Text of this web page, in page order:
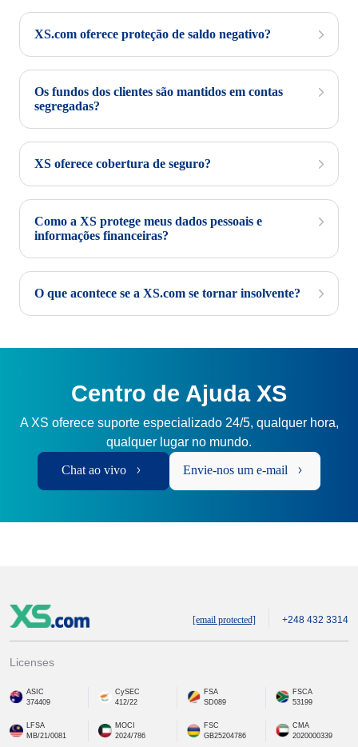
XS.com oferece proteção de saldo negativo?
Os fundos dos clientes são mantidos em contas
segregadas?
XS oferece cobertura de seguro?
Como a XS protege meus dados pessoais e
informações financeiras?
O que acontece se a XS.com se tornar insolvente?
Centro de Ajuda XS
A XS oferece suporte especializado 24/5, qualquer hora,
qualquer lugar no mundo.
Chat ao vivo Envie-nos um e-mail
[email protected] +248 432 3314
Licenses
ASIC
374409
CySEC
412/22
FSA
SD089
FSCA
53199
LFSA
MB/21/0081
MOCI
2024/786
FSC
GB25204786
CMA
2020000339